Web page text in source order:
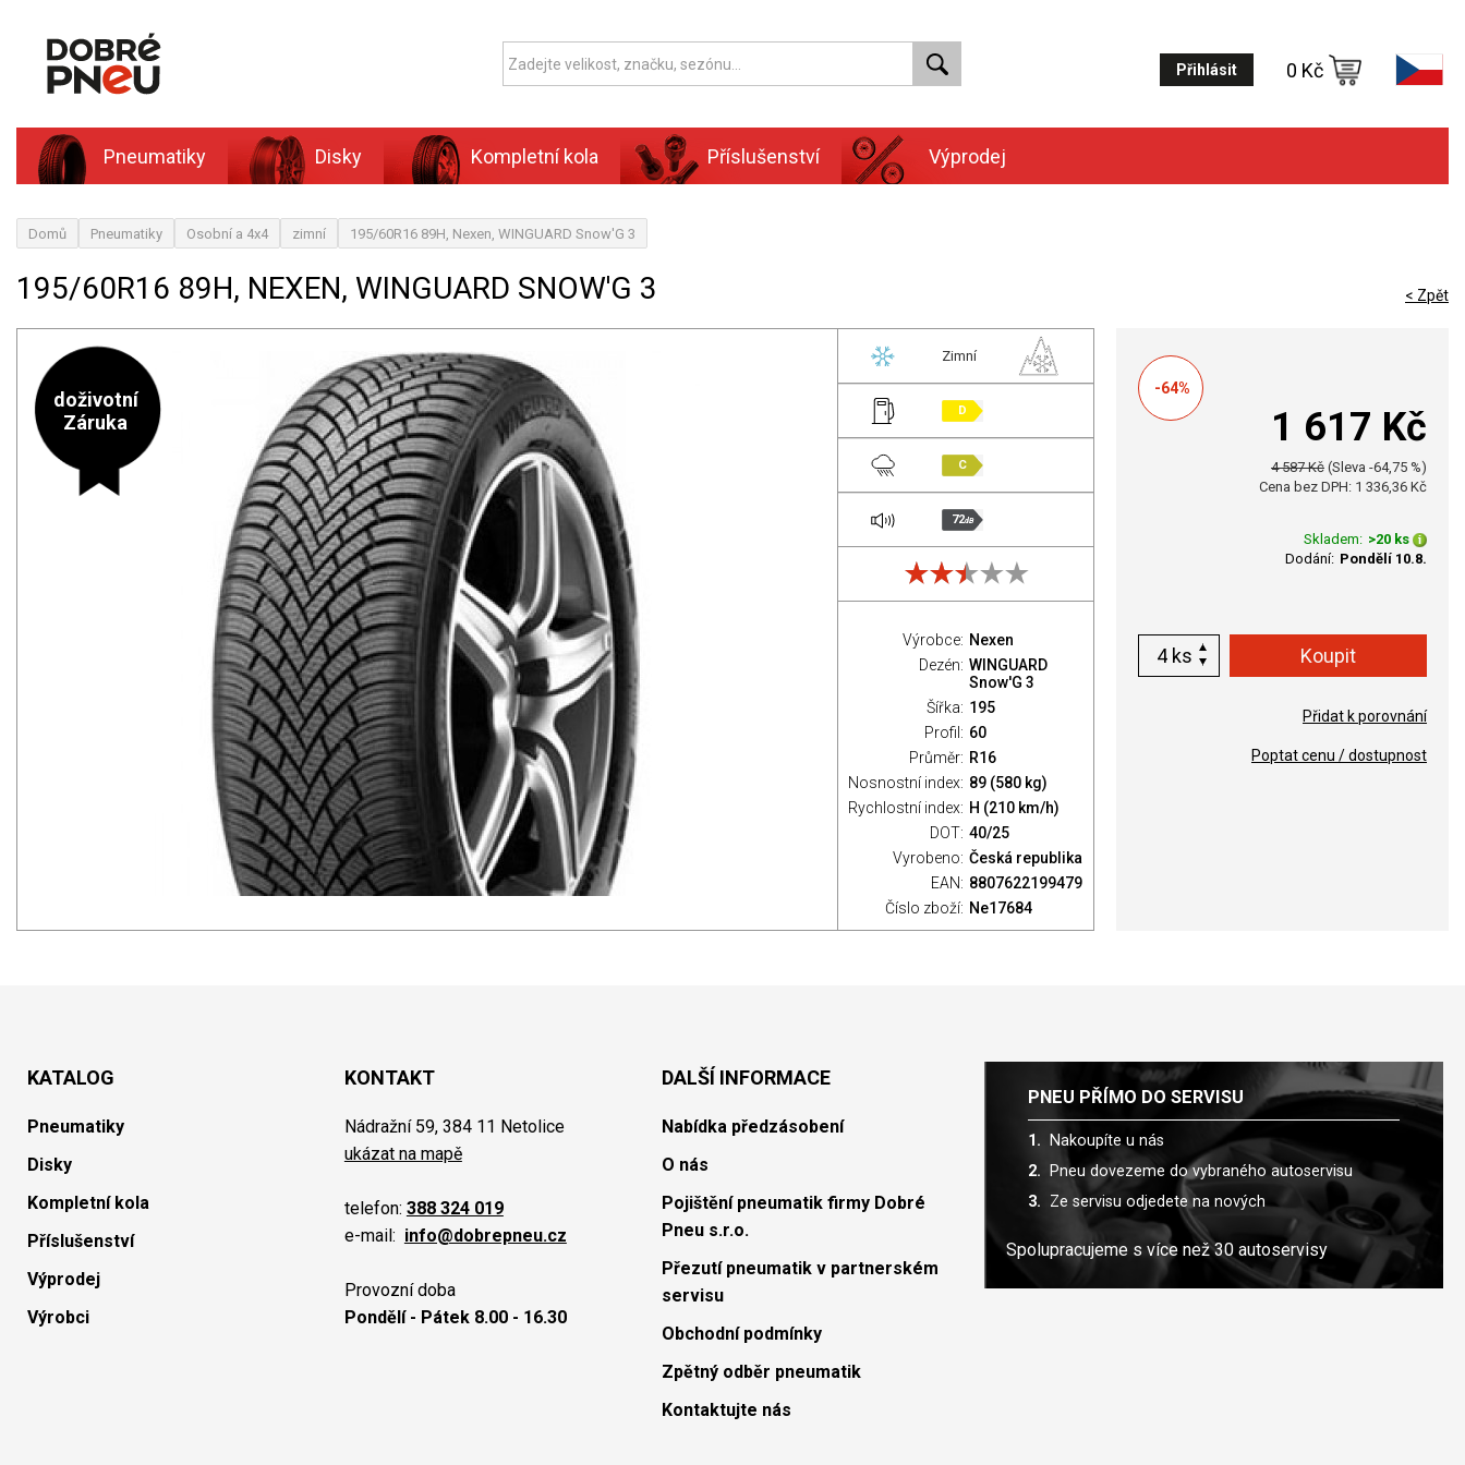
Přihlásit 0 Kč
Pneumatiky Disky Kompletní kola Příslušenství Výprodej
Domů Pneumatiky Osobní a 4x4 zimní 195/60R16 89H, Nexen, WINGUARD Snow'G 3
195/60R16 89H, NEXEN, WINGUARD SNOW'G 3 < Zpět
doživotní
Záruka
Zimní
D
C
72dB
Výrobce: Nexen
Dezén: WINGUARD
Snow'G 3
Šířka: 195
Profil: 60
Průměr: R16
Nosnostní index: 89 (580 kg)
Rychlostní index: H (210 km/h)
DOT: 40/25
Vyrobeno: Česká republika
EAN: 8807622199479
Číslo zboží: Ne17684
-64%
1 617 Kč
4 587 Kč (Sleva -64,75 %)
Cena bez DPH: 1 336,36 Kč
Skladem: >20 ks
Dodání: Pondělí 10.8.
ks
Přidat k porovnání
Poptat cenu / dostupnost
KATALOG
Pneumatiky
Disky
Kompletní kola
Příslušenství
Výprodej
Výrobci
KONTAKT
Nádražní 59, 384 11 Netolice
ukázat na mapě
telefon: 388 324 019
e-mail: info@dobrepneu.cz
Provozní doba
Pondělí - Pátek 8.00 - 16.30
DALŠÍ INFORMACE
Nabídka předzásobení
O nás
Pojištění pneumatik firmy Dobré
Pneu s.r.o.
Přezutí pneumatik v partnerském
servisu
Obchodní podmínky
Zpětný odběr pneumatik
Kontaktujte nás
PNEU PŘÍMO DO SERVISU
Nakoupíte u nás
Pneu dovezeme do vybraného autoservisu
Ze servisu odjedete na nových
Spolupracujeme s více než 30 autoservisy